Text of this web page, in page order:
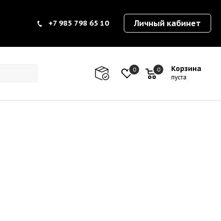
+7 985 798 65 10 Личный кабинет
0 Корзина
0
пуста
0